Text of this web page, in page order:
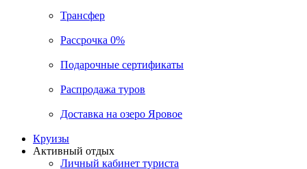
Трансфер
Рассрочка 0%
Подарочные сертификаты
Распродажа туров
Доставка на озеро Яровое
Круизы
Активный отдых
Личный кабинет туриста